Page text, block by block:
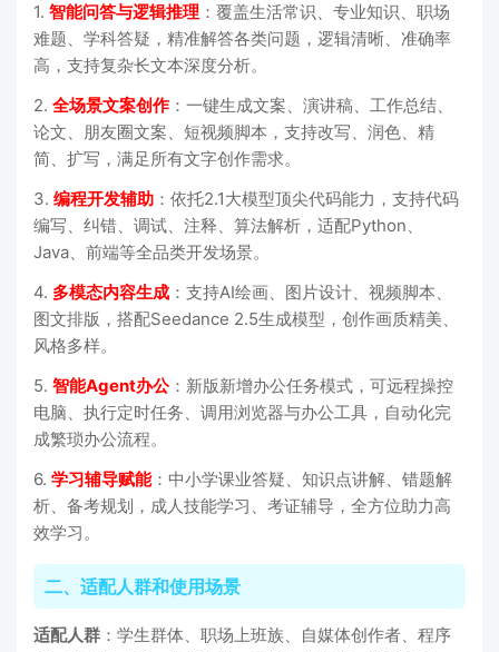
1. 智能问答与逻辑推理 ：覆盖生活常识、专业知识、职场
难题、学科答疑，精准解答各类问题，逻辑清晰、准确率
高，支持复杂长文本深度分析。
2. 全场景文案创作 ：一键生成文案、演讲稿、工作总结、
论文、朋友圈文案、短视频脚本，支持改写、润色、精
简、扩写，满足所有文字创作需求。
3. 编程开发辅助 ：依托2.1大模型顶尖代码能力，支持代码
编写、纠错、调试、注释、算法解析，适配Python、
Java、前端等全品类开发场景。
4. 多模态内容生成 ：支持AI绘画、图片设计、视频脚本、
图文排版，搭配Seedance 2.5生成模型，创作画质精美、
风格多样。
5. 智能Agent办公：新版新增办公任务模式，可远程操控
电脑、执行定时任务、调用浏览器与办公工具，自动化完
成繁琐办公流程。
6. 学习辅导赋能：中小学课业答疑、知识点讲解、错题解
析、备考规划，成人技能学习、考证辅导，全方位助力高
效学习。
二、适配人群和使用场景
适配人群 ：学生群体、职场上班族、自媒体创作者、程序